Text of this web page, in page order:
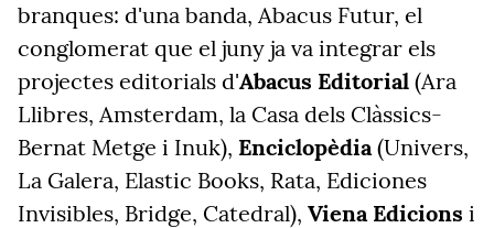
branques: d'una banda, Abacus Futur, el
conglomerat que el juny ja va integrar els
projectes editorials d'Abacus Editorial (Ara
Llibres, Amsterdam, la Casa dels Clàssics-
Bernat Metge i Inuk), Enciclopèdia(Univers,
La Galera, Elastic Books, Rata, Ediciones
Invisibles, Bridge, Catedral), Viena Edicions i